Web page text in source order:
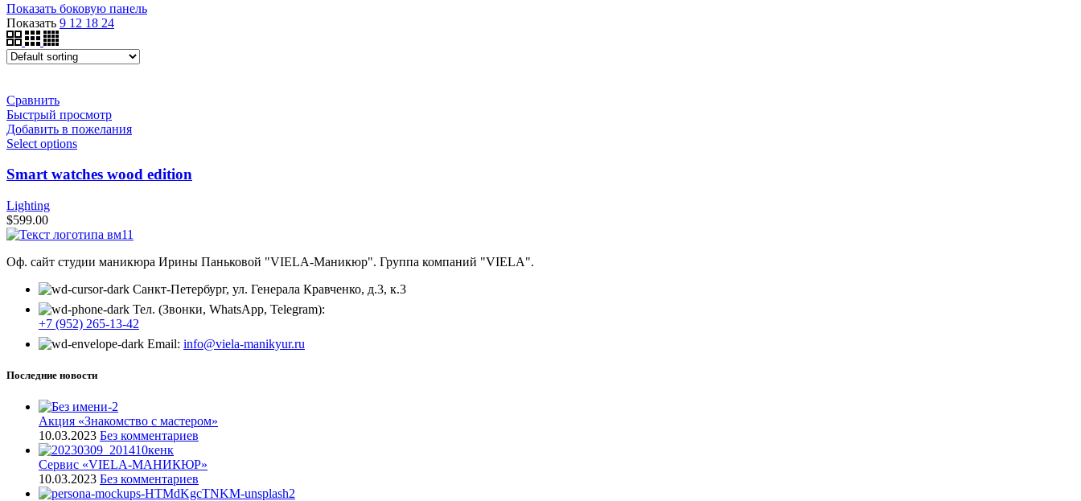
Показать боковую панель
Показать 9 12 18 24
Сравнить
Быстрый просмотр
Добавить в пожелания
Select options
Smart watches wood edition
Lighting
$599.00
Оф. сайт студии маникюра Ирины Паньковой "VIELA-Маникюр". Группа компаний "VIELA".
Санкт-Петербург, ул. Генерала Кравченко, д.3, к.3
Тел. (Звонки, WhatsApp, Telegram):
+7 (952) 265-13-42
Email: info@viela-manikyur.ru
Последние новости
Акция «Знакомство с мастером»
10.03.2023 Без комментариев
Cервис «VIELA-МАНИКЮР»
10.03.2023 Без комментариев